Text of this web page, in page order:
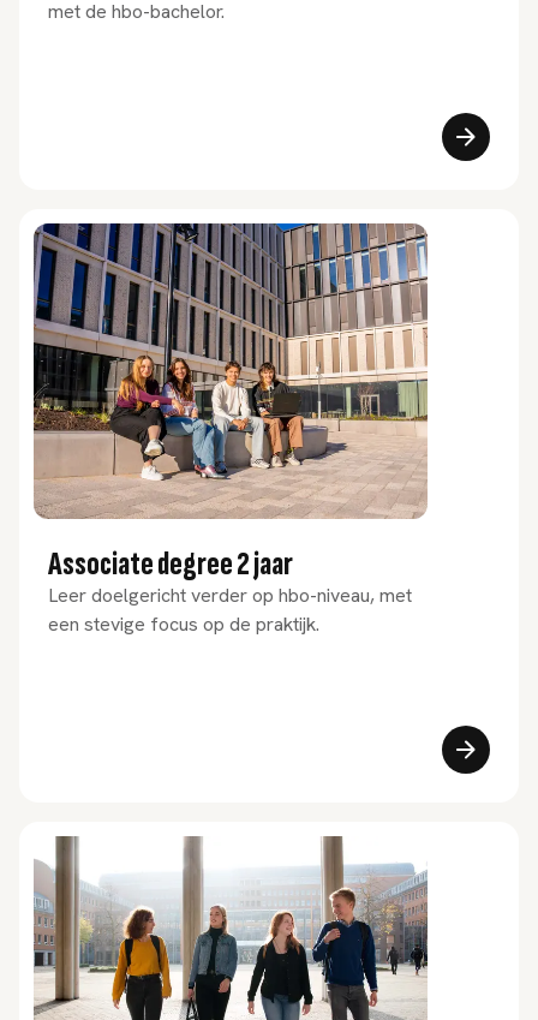
met de hbo-bachelor.
Associate degree 2 jaar
Leer doelgericht verder op hbo-niveau, met
een stevige focus op de praktijk.